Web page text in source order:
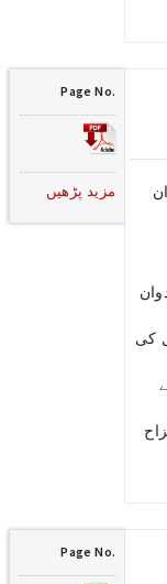
کی
Page No.
مزید پڑھیں
Page No.